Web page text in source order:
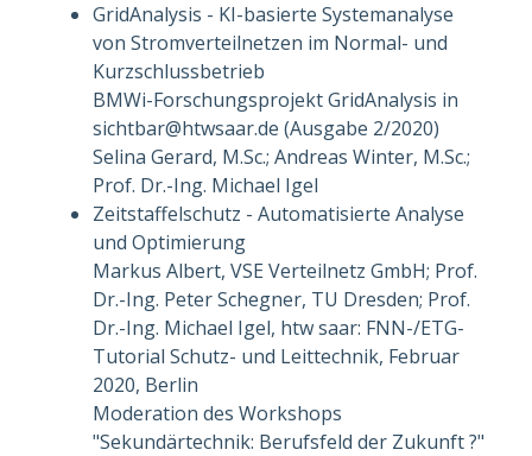
GridAnalysis - KI-basierte Systemanalyse
von Stromverteilnetzen im Normal- und
Kurzschlussbetrieb
BMWi-Forschungsprojekt GridAnalysis in
sichtbar@htwsaar.de (Ausgabe 2/2020)
Selina Gerard, M.Sc.; Andreas Winter, M.Sc.;
Prof. Dr.-Ing. Michael Igel
Zeitstaffelschutz - Automatisierte Analyse
und Optimierung
Markus Albert, VSE Verteilnetz GmbH; Prof.
Dr.-Ing. Peter Schegner, TU Dresden; Prof.
Dr.-Ing. Michael Igel, htw saar: FNN-/ETG-
Tutorial Schutz- und Leittechnik, Februar
2020, Berlin
Moderation des Workshops
"Sekundärtechnik: Berufsfeld der Zukunft ?"